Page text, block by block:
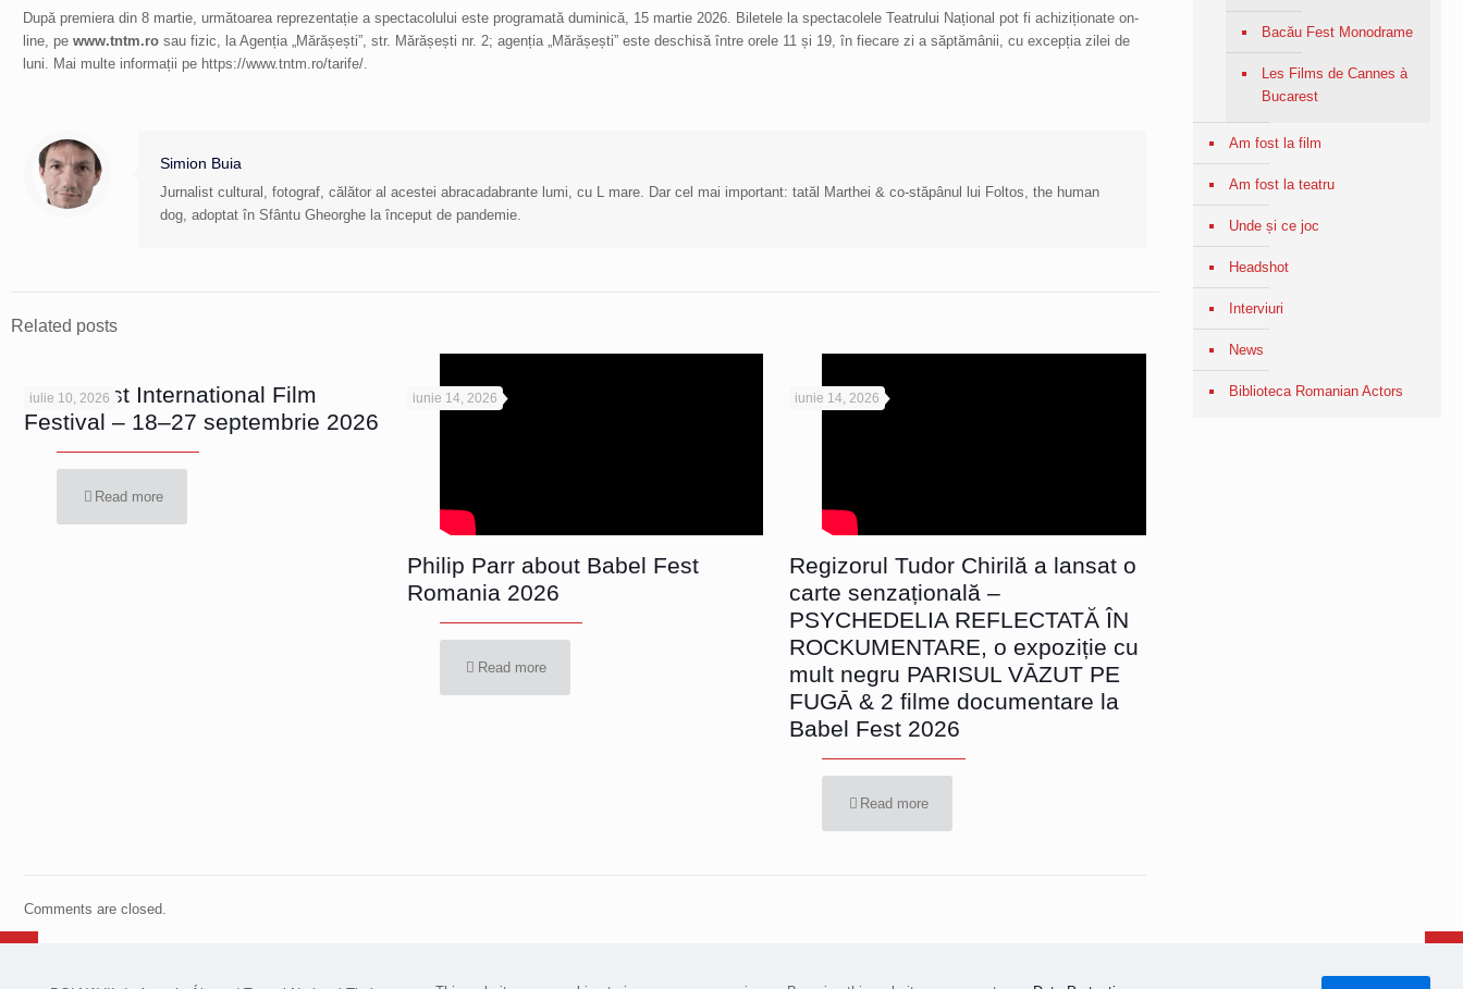
După premiera din 8 martie, următoarea reprezentație a spectacolului este programată duminică, 15 martie 2026. Biletele la spectacolele Teatrului Național pot fi achiziționate on-
line, pe www.tntm.rosau fizic, la Agenția „Mărășești”, str. Mărășești nr. 2; agenția „Mărășești” este deschisă între orele 11 și 19, în fiecare zi a săptămânii, cu excepția zilei de
luni. Mai multe informații pe https://www.tntm.ro/tarife/.
Simion Buia
Jurnalist cultural, fotograf, călător al acestei abracadabrante lumi, cu L mare. Dar cel mai important: tatăl Marthei & co-stăpânul lui Foltos, the human
dog, adoptat în Sfântu Gheorghe la început de pandemie.
Related posts
iulie 10, 2026
Bucharest International Film
Festival – 18–27 septembrie 2026
Read more
iunie 14, 2026
Philip Parr about Babel Fest
Romania 2026
Read more
iunie 14, 2026
Regizorul Tudor Chirilă a lansat o
carte senzațională –
PSYCHEDELIA REFLECTATĂ ÎN
ROCKUMENTARE, o expoziție cu
mult negru PARISUL VĀZUT PE
FUGĀ & 2 filme documentare la
Babel Fest 2026
Read more
Comments are closed.
Bacău Fest Monodrame
Les Films de Cannes à
Bucarest
Am fost la film
Am fost la teatru
Unde și ce joc
Headshot
Interviuri
News
Biblioteca Romanian Actors